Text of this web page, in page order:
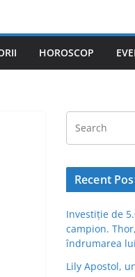
HOROSCOP
Recent
Investiție de
campion.
îndrumarea
Lily Apostol,